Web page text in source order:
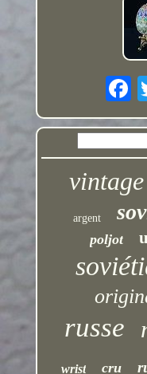
vintage
argent
poljot
russe
wrist cru